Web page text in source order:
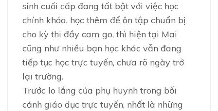
sinh cuối cấp đang tất bật với việc học
chính khóa, học thêm để ôn tập chuẩn bị
cho kỳ thi đầy cam go, thì hiện tại Mai
cũng như nhiều bạn học khác vẫn đang
tiếp tục học trực tuyến, chưa rõ ngày trở
lại trường.
Trước lo lắng của phụ huynh trong bối
cảnh giáo dục trực tuyến, nhất là những